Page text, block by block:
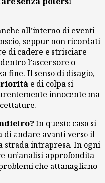
all’interno di eventi
seppur non ricordati
di cadere e strisciare
l’ascensore o
fine. Il senso di disagio,
e di colpa si
innocente ma
In questo caso si
di andare avanti verso il
strada intrapresa. In ogni
un’analisi approfondita
che attanagliano